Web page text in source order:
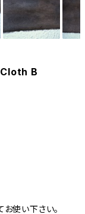
Cloth B
使い下さい。